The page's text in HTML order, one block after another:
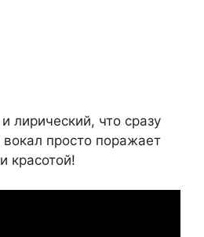
лирический, что сразу
вокал просто поражает
красотой!